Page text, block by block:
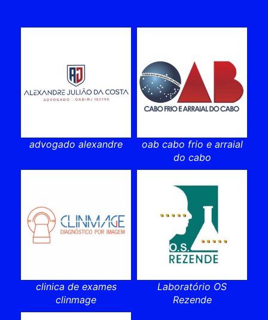
advogado alexandre
oab cabo frio e arraial
do cabo
clinica de exames
clinmage
Laboratório OS
Rezende